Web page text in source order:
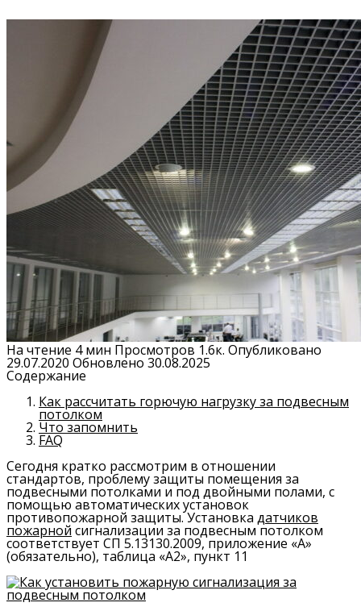
На чтение 4 мин Просмотров 1.6к. Опубликовано
29.07.2020 Обновлено 30.08.2025
Содержание
Как рассчитать горючую нагрузку за подвесным
потолком
Что запомнить
FAQ
Сегодня кратко рассмотрим в отношении
стандартов, проблему защиты помещения за
подвесными потолками и под двойными полами, с
помощью автоматических установок
противопожарной защиты. Установка датчиков
пожарной сигнализации за подвесным потолком
соответствует СП 5.13130.2009, приложение «А»
(обязательно), таблица «А2», пункт 11